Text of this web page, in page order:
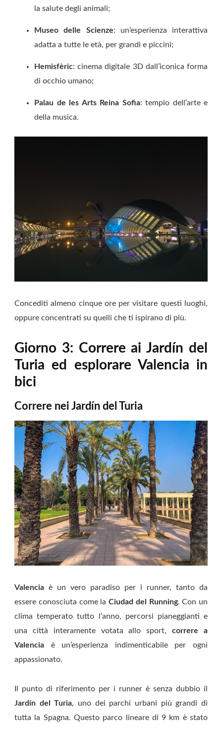
la salute degli animali;
Museo delle Scienze: un’esperienza interattiva
adatta a tutte le età, per grandi e piccini;
Hemisfèric: cinema digitale 3D dall’iconica forma
di occhio umano;
Palau de les Arts Reina Sofia: tempio dell’arte e
della musica.
Concediti almeno cinque ore per visitare questi luoghi,
oppure concentrati su quelli che ti ispirano di più.
Giorno 3: Correre ai Jardín del
Turia ed esplorare Valencia in
bici
Correre nei Jardín del Turia
Valencia è un vero paradiso per i runner, tanto da
essere conosciuta come la Ciudad del Running. Con un
clima temperato tutto l’anno, percorsi pianeggianti e
una città interamente votata allo sport,correre a
Valencia è un’esperienza indimenticabile per ogni
appassionato.
Il punto di riferimento per i runner è senza dubbio il
Jardín del Turia, uno dei parchi urbani più grandi di
tutta la Spagna. Questo parco lineare di 9 km è stato